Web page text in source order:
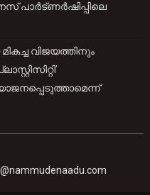
പാർട്ണർഷിപ്പിലെ
വിജയത്തിനും